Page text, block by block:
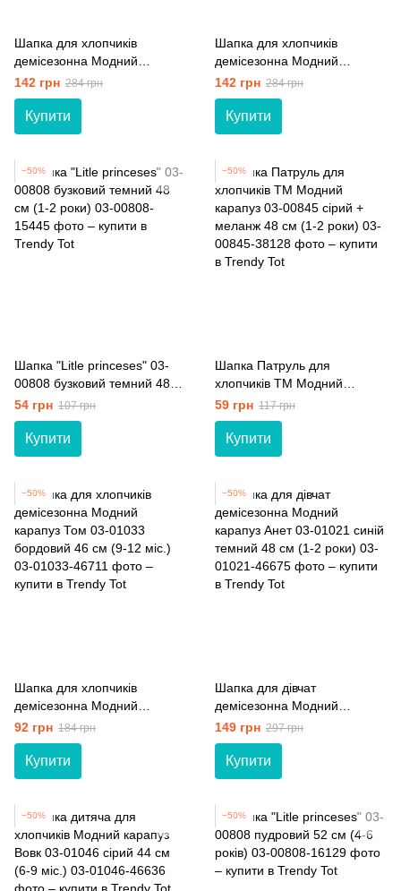
Шапка для хлопчиків
демісезонна Модний
карапуз Коен 03-01151
гірчичний + чорний 44 см (6-
9 міс.)
142 грн 284 грн
Купити
Шапка для хлопчиків
демісезонна Модний
карапуз Коен 03-01151 сірий
темний + хакі 44 см (6-9 міс.)
142 грн 284 грн
Купити
−50%
Шапка "Litle princeses" 03-
00808 бузковий темний 48
см (1-2 роки)
54 грн 107 грн
Купити
−50%
Шапка Патруль для
хлопчиків ТМ Модний
карапуз 03-00845 сірий +
меланж 48 см (1-2 роки)
59 грн 117 грн
Купити
−50%
Шапка для хлопчиків
демісезонна Модний
карапуз Том 03-01033
бордовий 46 см (9-12 міс.)
92 грн 184 грн
Купити
−50%
Шапка для дівчат
демісезонна Модний
карапуз Анет 03-01021 синій
темний 48 см (1-2 роки)
149 грн 297 грн
Купити
−50% −50%